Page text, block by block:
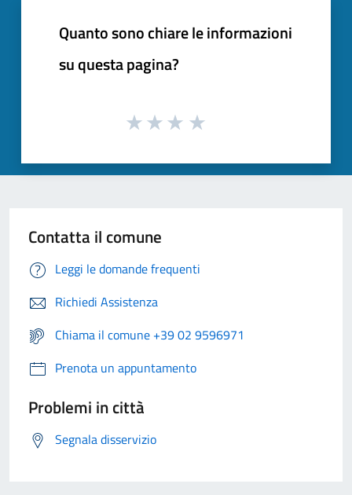
Quanto sono chiare le informazioni
su questa pagina?
Contatta il comune
Leggi le domande frequenti
Richiedi Assistenza
Chiama il comune +39 02 9596971
Prenota un appuntamento
Problemi in città
Segnala disservizio